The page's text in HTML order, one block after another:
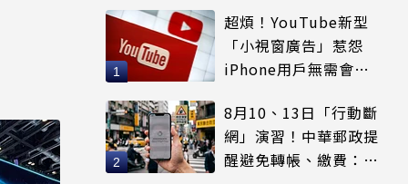
超煩！YouTube新型
「小視窗廣告」惹怨
iPhone用戶無需會員
8月10、13日「行動斷
網」演習！中華郵政提
醒避免轉帳、繳費：務